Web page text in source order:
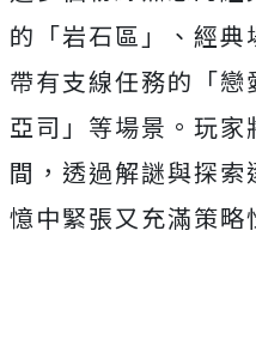
的「岩石區」、經
帶有支線任務的「
亞司」等場景。玩
間，透過解謎與探
憶中緊張又充滿策略